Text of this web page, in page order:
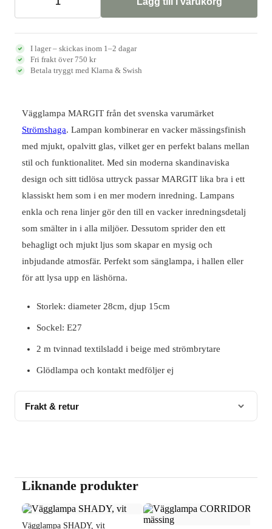
Vägglampa
MARGIT
Strömshaga
mängd
I lager – skickas inom 1–2 dagar
Fri frakt över 750 kr
Betala tryggt med Klarna & Swish
Vägglampa MARGIT från det svenska varumärket
Strömshaga. Lampan kombinerar en vacker mässingsfinish
med mjukt, opalvitt glas, vilket ger en perfekt balans mellan
stil och funktionalitet. Med sin moderna skandinaviska
design och sitt tidlösa uttryck passar MARGIT lika bra i ett
klassiskt hem som i en mer modern inredning. Lampans
enkla och rena linjer gör den till en vacker inredningsdetalj
som smälter in i alla miljöer. Dessutom sprider den ett
behagligt och mjukt ljus som skapar en mysig och
inbjudande atmosfär. Perfekt som sänglampa, i hallen eller
för att lysa upp en läshörna.
Storlek: diameter 28cm, djup 15cm
Sockel: E27
2 m tvinnad textilsladd i beige med strömbrytare
Glödlampa och kontakt medföljer ej
Frakt & retur
Liknande produkter
Vägglampa SHADY, vit